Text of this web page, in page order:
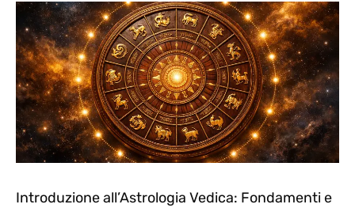
Introduzione all’Astrologia Vedica: Fondamenti e